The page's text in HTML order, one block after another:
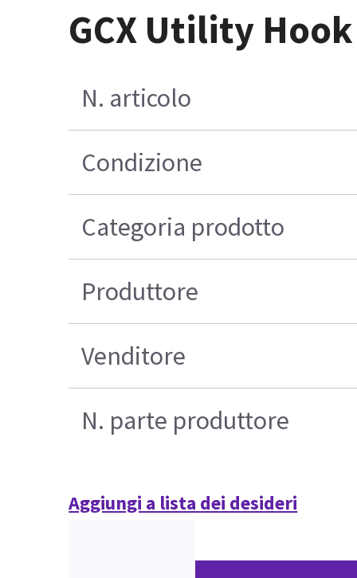
GCX Utility
N. articolo
Condizione
Categoria prodotto
Produttore
Venditore
N. parte produttore
Aggiungi a lista dei desideri